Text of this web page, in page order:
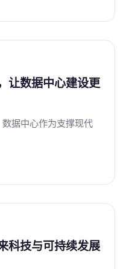
让数据中心建设更
据中心作为支撑现代
科技与可持续发展